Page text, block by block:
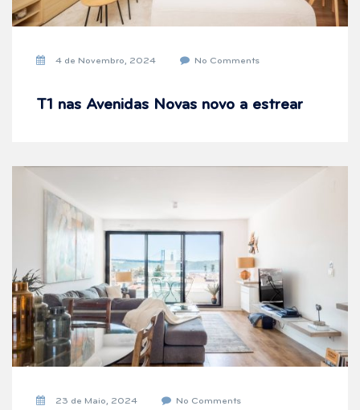
4 de Novembro, 2024 No Comments
T1 nas Avenidas Novas novo a estrear
23 de Maio, 2024 No Comments